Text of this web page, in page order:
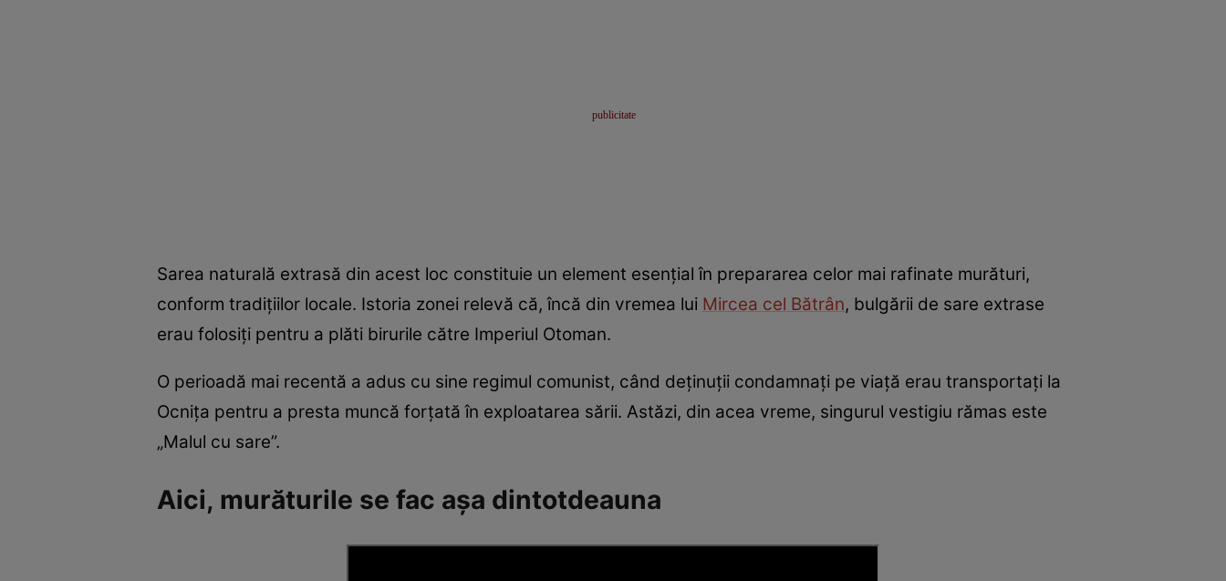
Sarea naturală extrasă din acest loc constituie un element esențial în prepararea celor mai rafinate murături,
conform tradițiilor locale. Istoria zonei relevă că, încă din vremea lui Mircea cel Bătrân, bulgării de sare extrase
erau folosiți pentru a plăti birurile către Imperiul Otoman.
O perioadă mai recentă a adus cu sine regimul comunist, când deținuții condamnați pe viață erau transportați la
Ocnița pentru a presta muncă forțată în exploatarea sării. Astăzi, din acea vreme, singurul vestigiu rămas este
„Malul cu sare”.
Aici, murăturile se fac așa dintotdeauna